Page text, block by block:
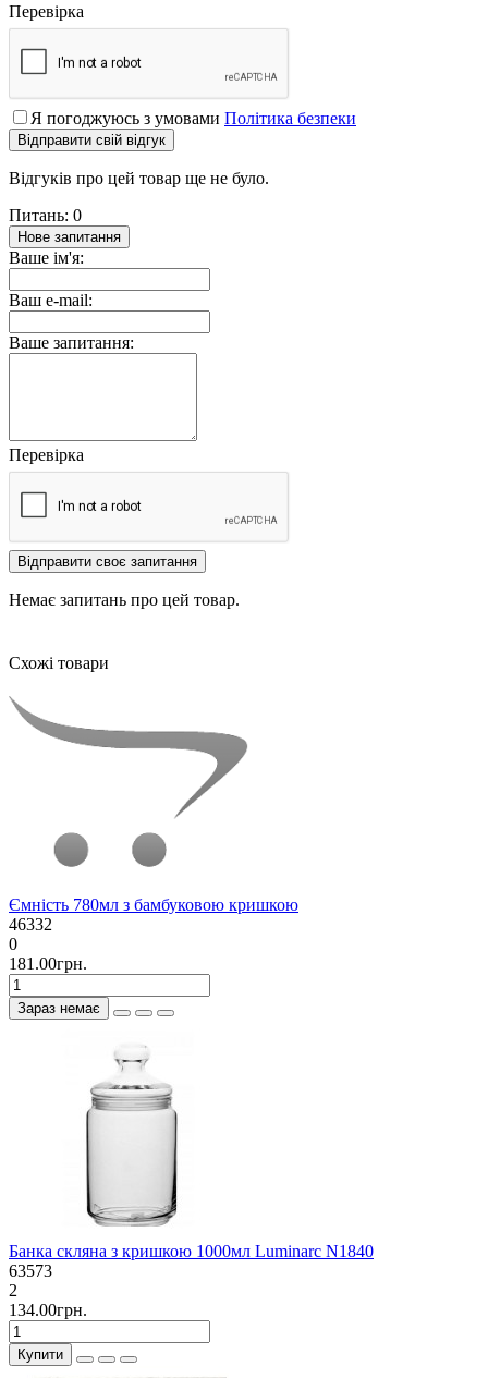
Перевірка
Я погоджуюсь з умовами Політика безпеки
Відправити свій відгук
Відгуків про цей товар ще не було.
Питань: 0
Нове запитання
Ваше ім'я:
Ваш e-mail:
Ваше запитання:
Перевірка
Відправити своє запитання
Немає запитань про цей товар.
Схожі товари
Ємність 780мл з бамбуковою кришкою
46332
0
181.00грн.
Зараз немає
Банка скляна з кришкою 1000мл Luminarc N1840
63573
2
134.00грн.
Купити